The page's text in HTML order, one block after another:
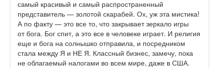
самый красивый и самый распространенный
представитель — золотой скарабей. Ох, уж эта мистика!
А по факту — это все то, что закрывает зеркало игры
от бога. Бог спит, а это все в человеке играет. И религия
еще и бога на солнышко отправила, и посредником
стала между Я и НЕ Я. Классный бизнес, замечу, пока
не облагаемый налогами во всем мире, даже в США.